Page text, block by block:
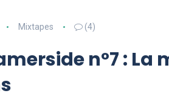
Mixtapes (4)
n°7 : La